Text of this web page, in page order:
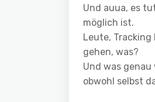
Und auua, es
möglich ist.
Leute,
gehen, was?
Und was
obwohl selbst